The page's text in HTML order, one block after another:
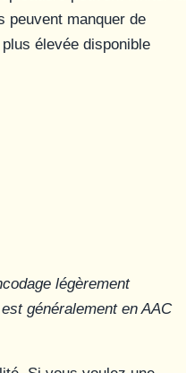
peuvent manquer de
élevée disponible
légèrement
généralement en AAC